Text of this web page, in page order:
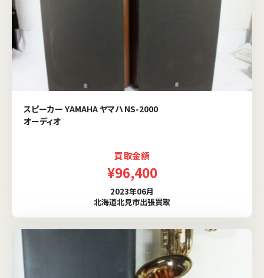
スピーカー YAMAHA ヤマハ NS-2000
オーディオ
買取金額
¥96,400
2023年06月
北海道北見市出張買取